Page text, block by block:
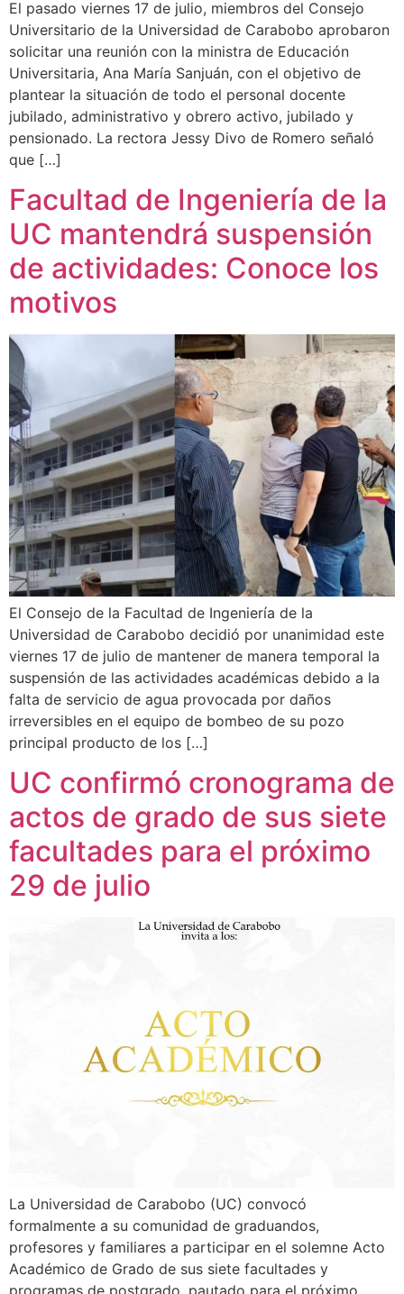
El pasado viernes 17 de julio, miembros del Consejo
Universitario de la Universidad de Carabobo aprobaron
solicitar una reunión con la ministra de Educación
Universitaria, Ana María Sanjuán, con el objetivo de
plantear la situación de todo el personal docente
jubilado, administrativo y obrero activo, jubilado y
pensionado. La rectora Jessy Divo de Romero señaló
que […]
Facultad de Ingeniería de la
UC mantendrá suspensión
de actividades: Conoce los
motivos
El Consejo de la Facultad de Ingeniería de la
Universidad de Carabobo decidió por unanimidad este
viernes 17 de julio de mantener de manera temporal la
suspensión de las actividades académicas debido a la
falta de servicio de agua provocada por daños
irreversibles en el equipo de bombeo de su pozo
principal producto de los […]
UC confirmó cronograma de
actos de grado de sus siete
facultades para el próximo
29 de julio
La Universidad de Carabobo (UC) convocó
formalmente a su comunidad de graduandos,
profesores y familiares a participar en el solemne Acto
Académico de Grado de sus siete facultades y